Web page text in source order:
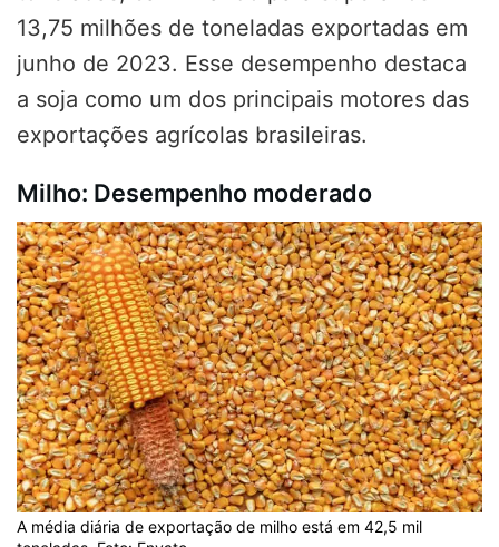
13,75 milhões de toneladas exportadas em
junho de 2023. Esse desempenho destaca
a soja como um dos principais motores das
exportações agrícolas brasileiras.
Milho: Desempenho moderado
A média diária de exportação de milho está em 42,5 mil